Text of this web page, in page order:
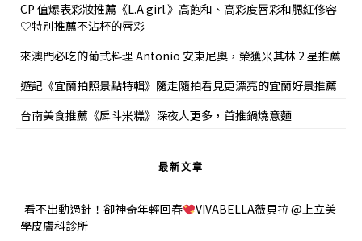
CP 值爆表彩妝推薦《L.A girl.》高飽和、高彩度唇彩和腮紅修容
♡特別推薦不沾杯的唇彩
來澳門必吃的葡式料理 Antonio 安東尼奧，榮獲米其林 2 星推薦
遊記《宜蘭拍照景點特輯》隨走隨拍看見更漂亮的宜蘭好景推薦
台南美食推薦《戽斗米糕》深夜人更多，首推鍋燒意麵
最新文章
看不出動過針！卻神奇年輕回春
VIVABELLA薇貝拉 @上立美
學皮膚科診所